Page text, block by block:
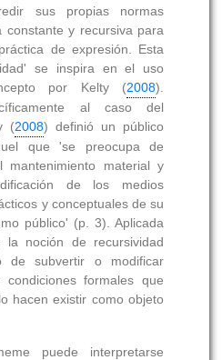
sus propias normas
constante y recursiva para
de expresión. Esta
se inspira en el uso
por Kelty (2008).
al caso del
(2008) definió un público
que 'se preocupa de
material y
de los medios
y conceptuales de su
público' (p. 3). Aplicada
noción de recursividad
de subvertir o modificar
condiciones formales que
hacen existir como objeto
puede interpretarse